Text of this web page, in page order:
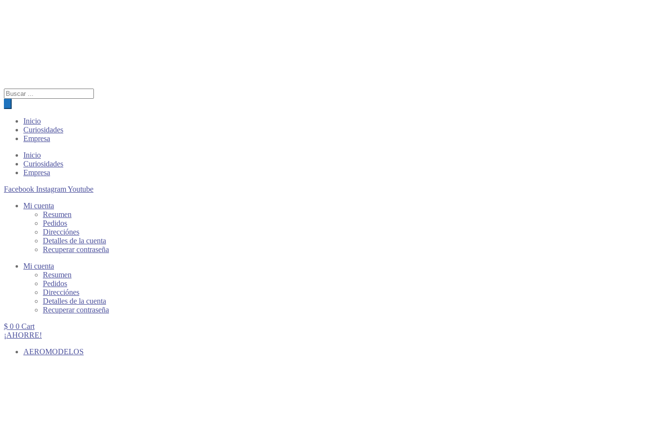
Búsqueda
de
productos
Inicio
Curiosidades
Empresa
Inicio
Curiosidades
Empresa
Facebook InstagramYoutube
Mi cuenta
Resumen
Pedidos
Direcciónes
Detalles de la cuenta
Recuperar contraseña
Mi cuenta
Resumen
Pedidos
Direcciónes
Detalles de la cuenta
Recuperar contraseña
$ 0 0 Cart
¡AHORRE!
AEROMODELOS